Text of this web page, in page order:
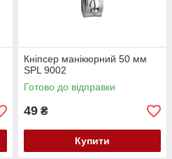
Кніпсер манікюрний 50 мм
SPL 9002
Готово до відправки
49 ₴
Купити